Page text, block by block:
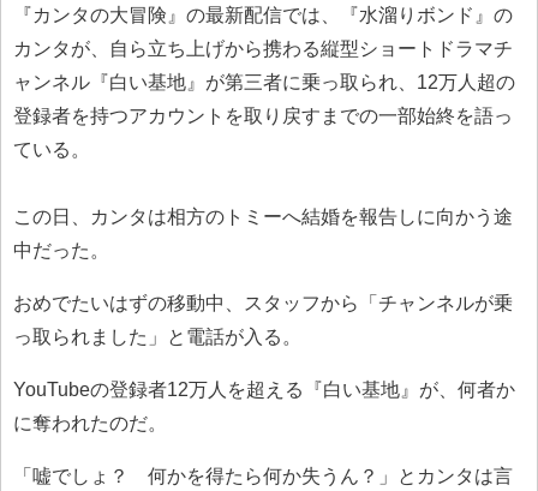
『カンタの大冒険』の最新配信では、『水溜りボンド』の
カンタが、自ら立ち上げから携わる縦型ショートドラマチ
ャンネル『白い基地』が第三者に乗っ取られ、12万人超の
登録者を持つアカウントを取り戻すまでの一部始終を語っ
ている。
この日、カンタは相方のトミーへ結婚を報告しに向かう途
中だった。
おめでたいはずの移動中、スタッフから「チャンネルが乗
っ取られました」と電話が入る。
YouTubeの登録者12万人を超える『白い基地』が、何者か
に奪われたのだ。
「嘘でしょ？ 何かを得たら何か失うん？」とカンタは言